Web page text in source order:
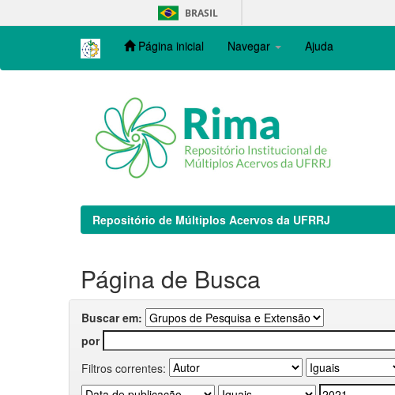
navigation
BRASIL
Página inicial Navegar Ajuda
Repositório de Múltiplos Acervos da UFRRJ
Página de Busca
Buscar em:
por
Filtros correntes: